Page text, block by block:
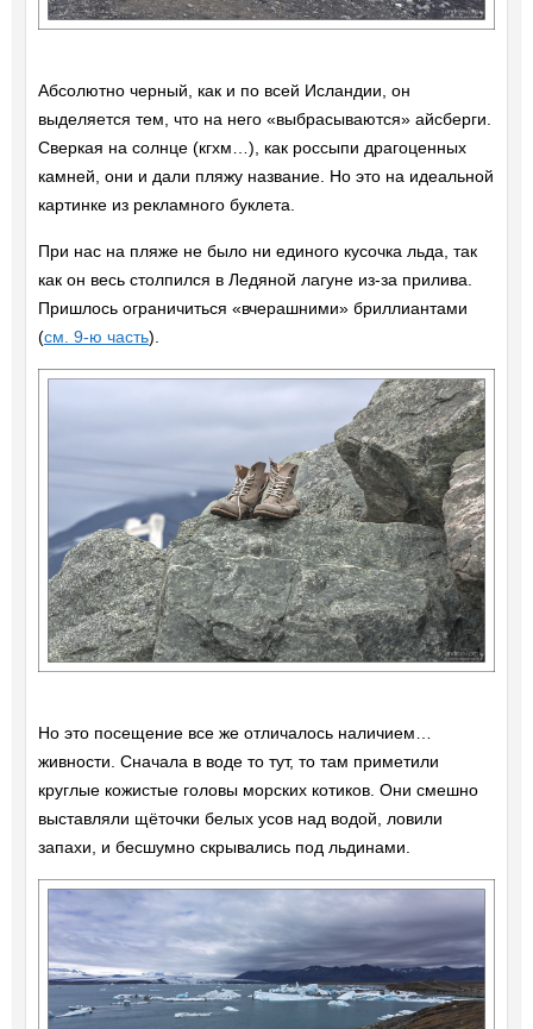
Абсолютно черный, как и по всей Исландии, он
выделяется тем, что на него «выбрасываются» айсберги.
Сверкая на солнце (кгхм…), как россыпи драгоценных
камней, они и дали пляжу название. Но это на идеальной
картинке из рекламного буклета.
При нас на пляже не было ни единого кусочка льда, так
как он весь столпился в Ледяной лагуне из-за прилива.
Пришлось ограничиться «вчерашними» бриллиантами
(см. 9-ю часть).
Но это посещение все же отличалось наличием…
живности. Сначала в воде то тут, то там приметили
круглые кожистые головы морских котиков. Они смешно
выставляли щёточки белых усов над водой, ловили
запахи, и бесшумно скрывались под льдинами.